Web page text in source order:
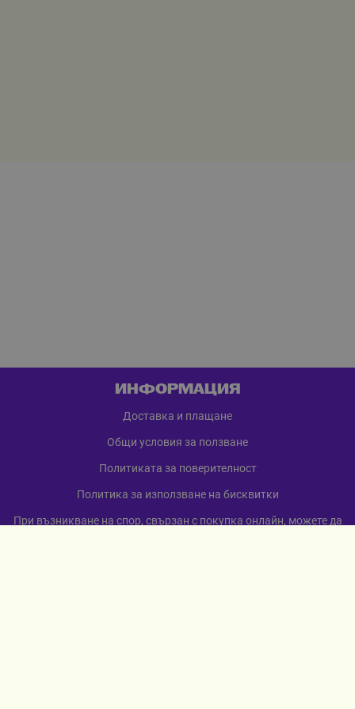
ИНФОРМАЦИЯ
Доставка и плащане
Общи условия за ползване
Политиката за поверителност
Политика за използване на бисквитки
При възникване на спор, свързан с покупка онлайн, можете да